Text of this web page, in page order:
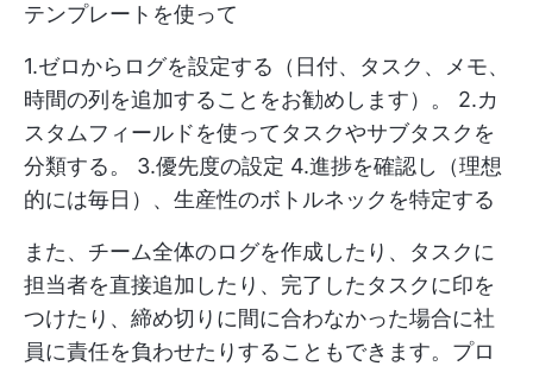
テンプレートを使って
1.ゼロからログを設定する（日付、タスク、メモ、
時間の列を追加することをお勧めします）。 2.カ
スタムフィールドを使ってタスクやサブタスクを
分類する。 3.優先度の設定 4.進捗を確認し（理想
的には毎日）、生産性のボトルネックを特定する
また、チーム全体のログを作成したり、タスクに
担当者を直接追加したり、完了したタスクに印を
つけたり、締め切りに間に合わなかった場合に社
員に責任を負わせたりすることもできます。プロ